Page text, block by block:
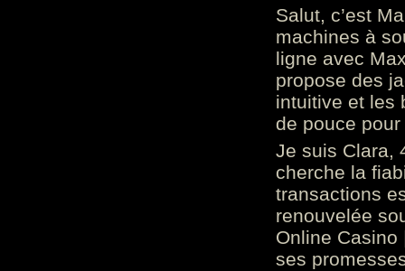
Salut, c’est
machines à
ligne avec
propose des
intuitive et les
de pouce
Je suis Clara,
cherche la
transactions
renouvelée
Online
ses